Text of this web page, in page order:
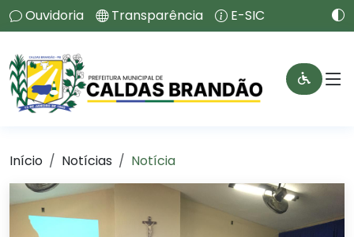
Ouvidoria Transparência E-SIC
Início Notícias Notícia